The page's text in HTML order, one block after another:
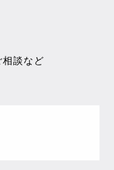
談など